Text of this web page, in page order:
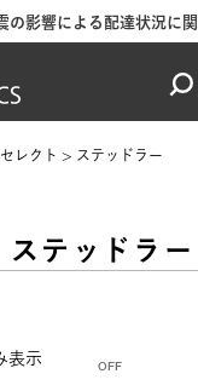
の影響による配達状況に
セレクト ステッドラー
ステッドラー
表示